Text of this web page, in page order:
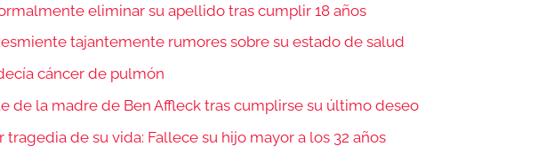
eliminar su apellido tras cumplir 18 años
tajantemente rumores sobre su estado de salud
cáncer de pulmón
de la madre de Ben Affleck tras cumplirse su último deseo
de su vida: Fallece su hijo mayor a los 32 años